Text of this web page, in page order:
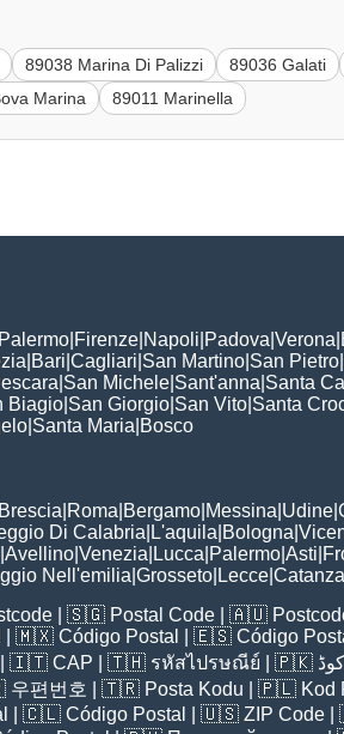
89038 Marina Di Palizzi 89036 Galati
Marina 89011 Marinella
Palermo Firenze Napoli Padova Verona
Bari Cagliari San Martino San Pietro
San Michele Sant'anna Santa
Biagio San Giorgio San Vito Santa
Santa Maria Bosco
Brescia Roma Bergamo Messina Udine
Di Calabria L'aquila Bologna
Avellino Venezia Lucca Palermo Asti
Nell'emilia Grosseto Lecce
| 🇸🇬 Postal Code | 🇦🇺
| 🇲🇽 Código Postal | 🇪🇸 Código
| 🇮🇹 CAP | 🇹🇭 รหัสไปรษณีย์ | 🇵🇰
우편번호 | 🇹🇷 Posta Kodu | 🇵🇱 Kod
| 🇨🇱 Código Postal | 🇺🇸 ZIP Code